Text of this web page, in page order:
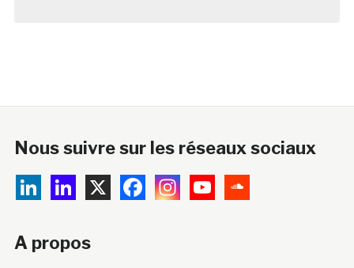
Nous suivre sur les réseaux sociaux
A propos